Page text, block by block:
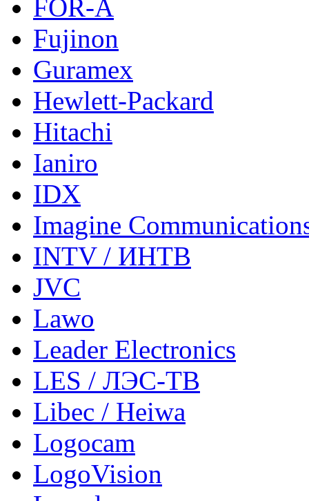
FOR-A
Fujinon
Guramex
Hewlett-Packard
Hitachi
Ianiro
IDX
Imagine
INTV / ИНТВ
JVC
Lawo
Leader Electronics
LES / ЛЭС-ТВ
Libec / Heiwa
Logocam
LogoVision